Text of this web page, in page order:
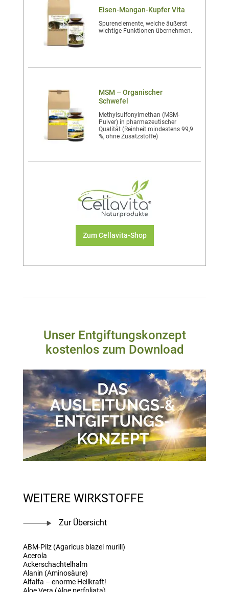
Eisen-Mangan-Kupfer Vita
Spurenelemente, welche äußerst
wichtige Funktionen übernehmen.
MSM – Organischer
Schwefel
Methylsulfonylmethan (MSM-
Pulver) in pharmazeutischer
Qualität (Reinheit mindestens 99,9
%, ohne Zusatzstoffe)
Zum Cellavita-Shop
Unser Entgiftungskonzept
kostenlos zum Download
WEITERE WIRKSTOFFE
Zur Übersicht
ABM-Pilz (Agaricus blazei murill)
Acerola
Ackerschachtelhalm
Alanin (Aminosäure)
Alfalfa – enorme Heilkraft!